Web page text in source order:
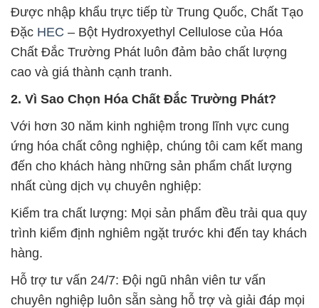
Được nhập khẩu trực tiếp từ Trung Quốc, Chất Tạo
Đặc HEC – Bột Hydroxyethyl Cellulose của Hóa
Chất Đắc Trường Phát luôn đảm bảo chất lượng
cao và giá thành cạnh tranh.
2. Vì Sao Chọn Hóa Chất Đắc Trường Phát?
Với hơn 30 năm kinh nghiệm trong lĩnh vực cung
ứng hóa chất công nghiệp, chúng tôi cam kết mang
đến cho khách hàng những sản phẩm chất lượng
nhất cùng dịch vụ chuyên nghiệp:
Kiểm tra chất lượng: Mọi sản phẩm đều trải qua quy
trình kiểm định nghiêm ngặt trước khi đến tay khách
hàng.
Hỗ trợ tư vấn 24/7: Đội ngũ nhân viên tư vấn
chuyên nghiệp luôn sẵn sàng hỗ trợ và giải đáp mọi